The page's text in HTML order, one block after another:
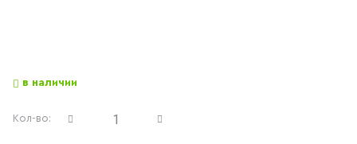
в наличии
Кол-во: